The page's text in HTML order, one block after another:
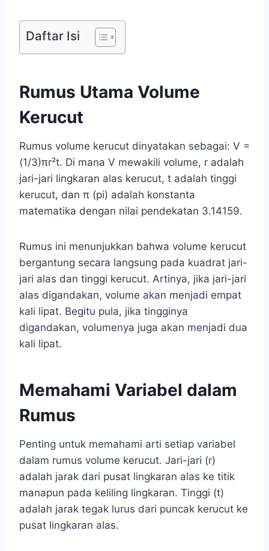
Daftar Isi
Rumus Utama Volume
Kerucut
Rumus volume kerucut dinyatakan sebagai: V =
(1/3)πr²t. Di mana V mewakili volume, r adalah
jari-jari lingkaran alas kerucut, t adalah tinggi
kerucut, dan π (pi) adalah konstanta
matematika dengan nilai pendekatan 3.14159.
Rumus ini menunjukkan bahwa volume kerucut
bergantung secara langsung pada kuadrat jari-
jari alas dan tinggi kerucut. Artinya, jika jari-jari
alas digandakan, volume akan menjadi empat
kali lipat. Begitu pula, jika tingginya
digandakan, volumenya juga akan menjadi dua
kali lipat.
Memahami Variabel dalam
Rumus
Penting untuk memahami arti setiap variabel
dalam rumus volume kerucut. Jari-jari (r)
adalah jarak dari pusat lingkaran alas ke titik
manapun pada keliling lingkaran. Tinggi (t)
adalah jarak tegak lurus dari puncak kerucut ke
pusat lingkaran alas.